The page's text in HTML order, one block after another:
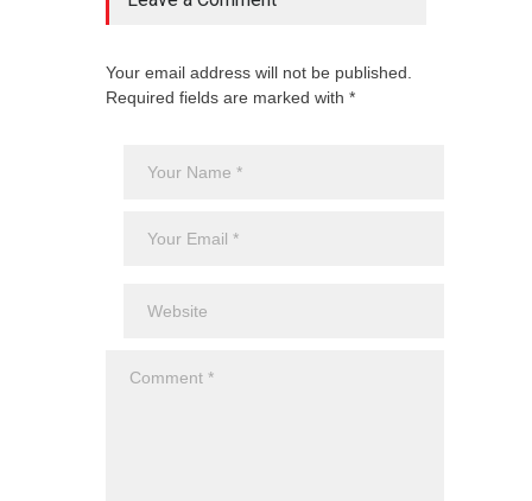
Your email address will not be published.
Required fields are marked with *